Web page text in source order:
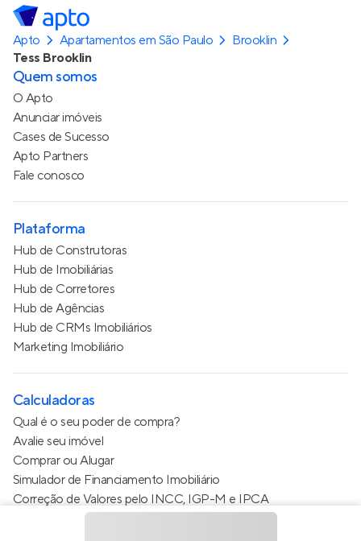
Apto Apartamentos em São Paulo
Brooklin
Tess Brooklin
Quem somos
O Apto
Anunciar imóveis
Cases de Sucesso
Apto Partners
Fale conosco
Plataforma
Hub de Construtoras
Hub de Imobiliárias
Hub de Corretores
Hub de Agências
Hub de CRMs Imobiliários
Marketing Imobiliário
Calculadoras
Qual é o seu poder de compra?
Avalie seu imóvel
Comprar ou Alugar
Simulador de Financiamento Imobiliário
Correção de Valores pelo INCC, IGP-M e IPCA
Estimativa de valor do condomínio